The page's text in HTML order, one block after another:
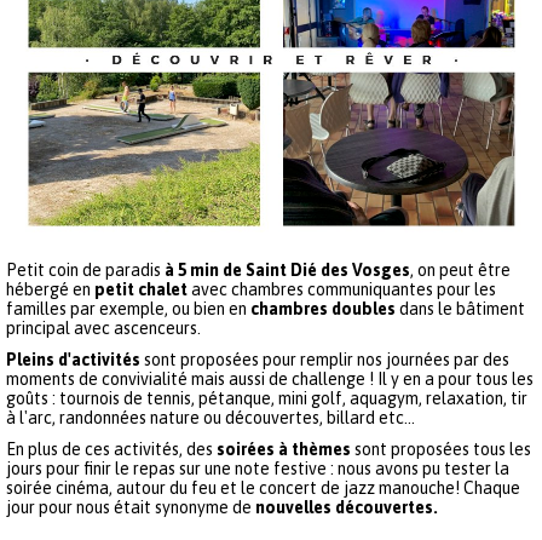
Petit coin de paradis à 5 min de Saint Dié des Vosges, on peut être
hébergé en petit chaletavec chambres communiquantes pour les
familles par exemple, ou bien en chambres doubles dans le bâtiment
principal avec ascenceurs.
Pleins d'activités sont proposées pour remplir nos journées par des
moments de convivialité mais aussi de challenge ! Il y en a pour tous les
goûts : tournois de tennis, pétanque, mini golf, aquagym, relaxation, tir
à l'arc, randonnées nature ou découvertes, billard etc...
En plus de ces activités, des soirées à thèmes sont proposées tous les
jours pour finir le repas sur une note festive : nous avons pu tester la
soirée cinéma, autour du feu et le concert de jazz manouche! Chaque
jour pour nous était synonyme de nouvelles découvertes.